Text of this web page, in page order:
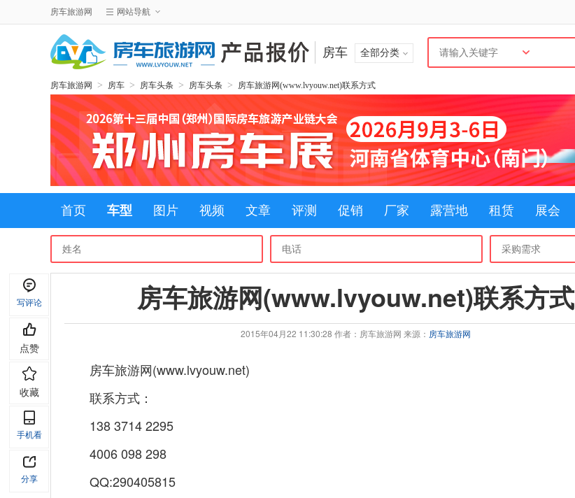
房车旅游网 网站导航
房车 全部分类
房车旅游网 > 房车 > 房车头条 > 房车头条 > 房车旅游网(www.lvyouw.net)联系方式
首页 车型 图片 视频 文章 评测 促销 厂家 露营地 租赁 展会
房车旅游网(www.lvyouw.net)联系方式
2015年04月22 11:30:28 作者：房车旅游网 来源： 房车旅游网
房车旅游网(www.lvyouw.net)
联系方式：
138 3714 2295
4006 098 298
QQ:290405815
写评论
点赞
收藏
手机看
分享